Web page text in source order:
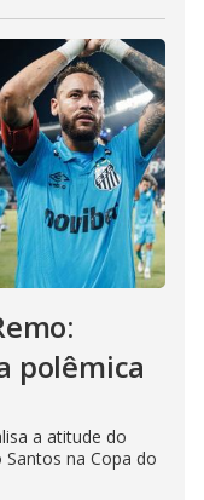
polêmica
a atitude do
na Copa do